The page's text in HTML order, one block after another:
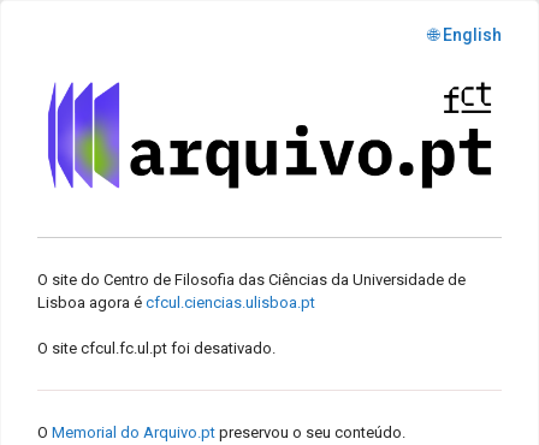
🌐 English
O site do Centro de Filosofia das Ciências da Universidade de
Lisboa agora é cfcul.ciencias.ulisboa.pt
O site cfcul.fc.ul.pt foi desativado.
O Memorial do Arquivo.pt preservou o seu conteúdo.